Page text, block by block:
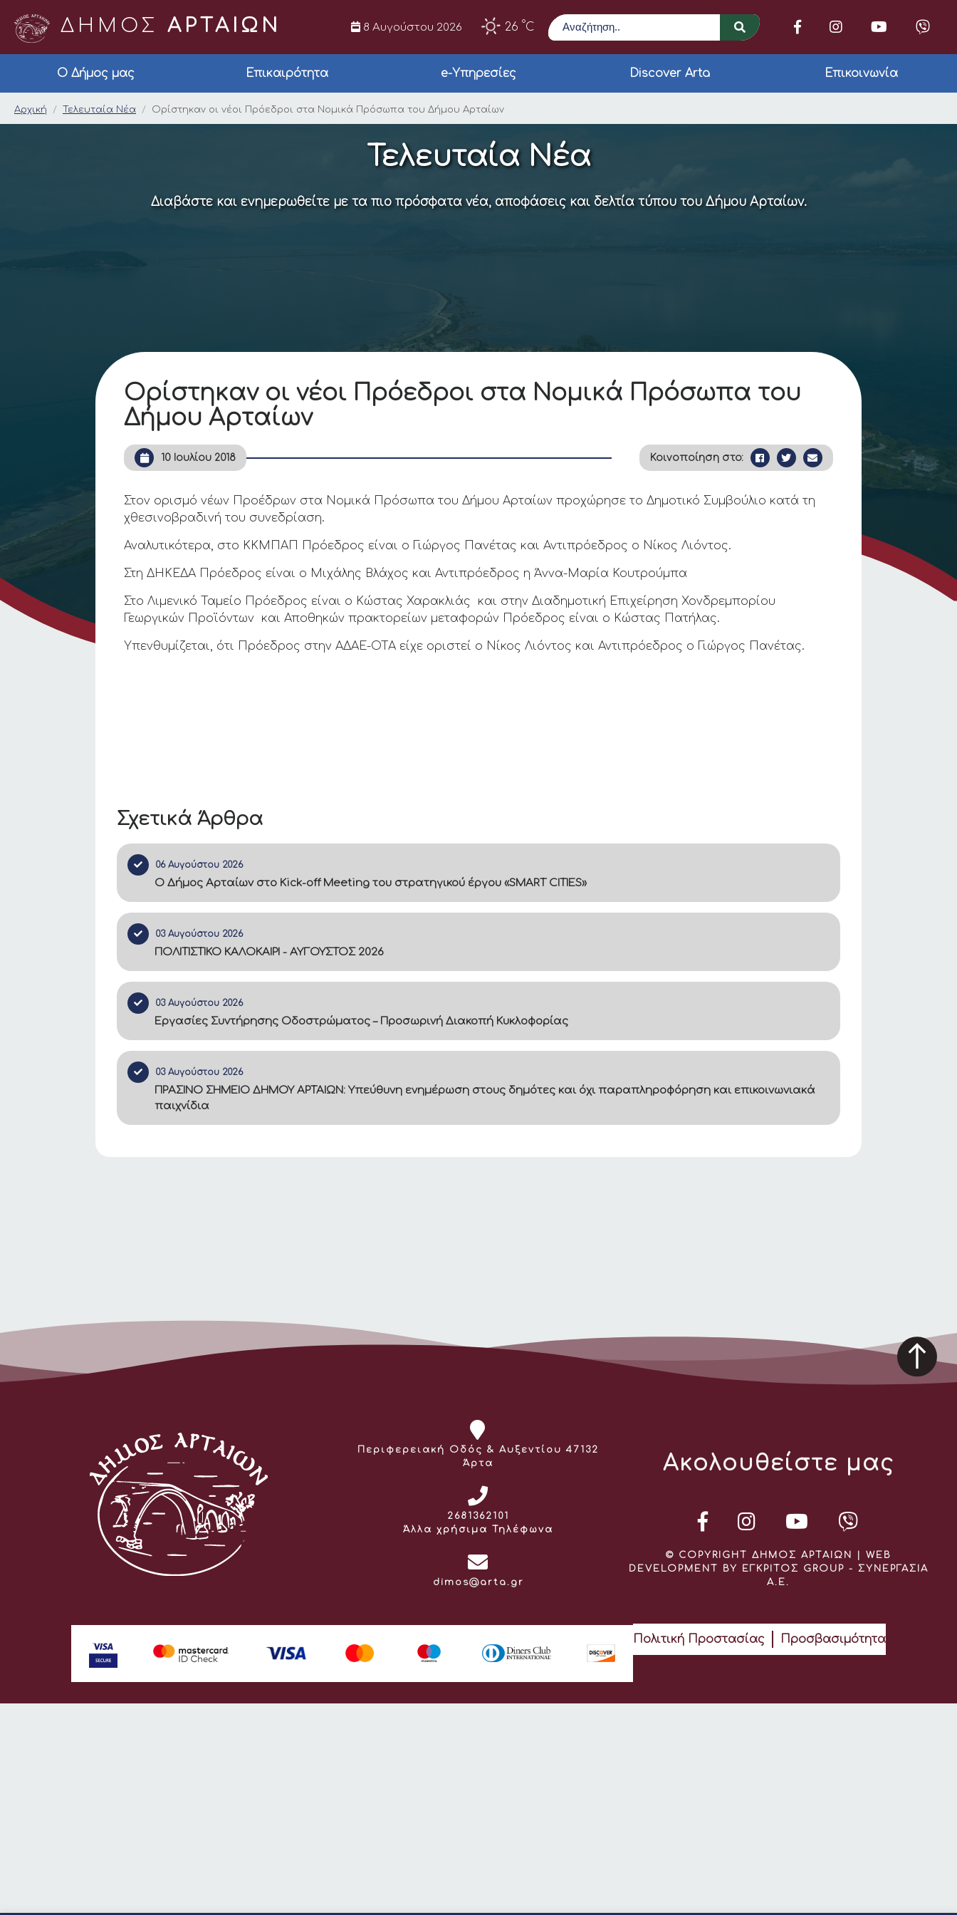
ΔΗΜΟΣ ΑΡΤΑΙΩΝ 8 Αυγούστου 2026 26 °C
Αναζήτηση
Ο Δήμος μας Επικαιρότητα e-Υπηρεσίες Discover Arta Επικοινωνία
Ορίστηκαν οι νέοι Πρόεδροι στα Νομικά Πρόσωπα του Δήμου
Αρχική Τελευταία Νέα Ορίστηκαν οι νέοι Πρόεδροι στα Νομικά Πρόσωπα του Δήμου Αρταίων
Τελευταία Νέα
Διαβάστε και ενημερωθείτε με τα πιο πρόσφατα νέα, αποφάσεις και δελτία τύπου του Δήμου Αρταίων.
Σχετικά Άρθρα
06 Αυγούστου 2026
Ο Δήμος Αρταίων στο Kick-off Meeting του στρατηγικού έργου «SMART CITIES»
03 Αυγούστου 2026
ΠΟΛΙΤΙΣΤΙΚΟ ΚΑΛΟΚΑΙΡΙ - ΑΥΓΟΥΣΤΟΣ 2026
03 Αυγούστου 2026
Εργασίες Συντήρησης Οδοστρώματος – Προσωρινή Διακοπή Κυκλοφορίας
03 Αυγούστου 2026
ΠΡΑΣΙΝΟ ΣΗΜΕΙΟ ΔΗΜΟΥ ΑΡΤΑΙΩΝ: Υπεύθυνη ενημέρωση στους δημότες και όχι παραπληροφόρηση και επικοινωνιακά
παιχνίδια
Ορίστηκαν οι νέοι Πρόεδροι στα Νομικά Πρόσωπα του
Δήμου Αρταίων
10 Ιουλίου 2018 Κοινοποίηση στο:
Στον ορισμό νέων Προέδρων στα Νομικά Πρόσωπα του Δήμου Αρταίων προχώρησε το Δημοτικό Συμβούλιο κατά τη
χθεσινοβραδινή του συνεδρίαση.
Αναλυτικότερα, στο ΚΚΜΠΑΠ Πρόεδρος είναι ο Γιώργος Πανέτας και Αντιπρόεδρος ο Νίκος Λιόντος.
Στη ΔΗΚΕΔΑ Πρόεδρος είναι ο Μιχάλης Βλάχος και Αντιπρόεδρος η Άννα-Μαρία Κουτρούμπα
Στο Λιμενικό Ταμείο Πρόεδρος είναι ο Κώστας Χαρακλιάς και στην Διαδημοτική Επιχείρηση Χονδρεμπορίου
Γεωργικών Προϊόντων και Αποθηκών πρακτορείων μεταφορών Πρόεδρος είναι ο Κώστας Πατήλας.
Υπενθυμίζεται, ότι Πρόεδρος στην ΑΔΑΕ-ΟΤΑ είχε οριστεί ο Νίκος Λιόντος και Αντιπρόεδρος ο Γιώργος Πανέτας.
Διεύθυνση:
Περιφερειακή Οδός & Αυξεντίου 47132
Άρτα
Τηλέφωνο:
2681362101
Άλλα χρήσιμα Τηλέφωνα
Email:
dimos@arta.gr
Ακολουθείστε μας
© COPYRIGHT ΔΗΜΟΣ ΑΡΤΑΙΩΝ | WEB
DEVELOPMENT BY ΕΓΚΡΙΤΟΣ GROUP - ΣΥΝΕΡΓΑΣΙΑ
Α.Ε.
Πολιτική Προστασίας Προσβασιμότητα